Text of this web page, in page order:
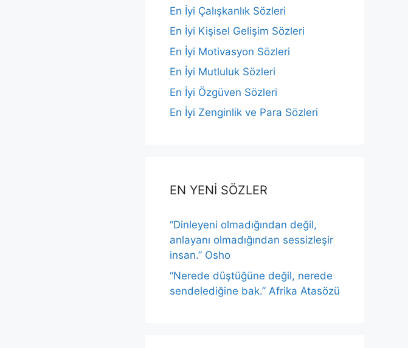
En İyi Çalışkanlık Sözleri
En İyi Kişisel Gelişim Sözleri
En İyi Motivasyon Sözleri
En İyi Mutluluk Sözleri
En İyi Özgüven Sözleri
En İyi Zenginlik ve Para Sözleri
EN YENİ SÖZLER
“Dinleyeni olmadığından değil,
anlayanı olmadığından sessizleşir
insan.” Osho
“Nerede düştüğüne değil, nerede
sendelediğine bak.” Afrika Atasözü